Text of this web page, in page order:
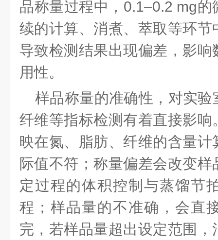
品称量过程中， 0.1–0.2 mg的
续的计算、消煮、萃取等环
导致检测结果出现偏差，影
用性。
样品称量的准确性，对实
纤维等指标检测有着直接影
映在氮、脂肪、纤维的含量
际值不符；称量偏差会改变
定过程的体积控制与蒸馏节
程；样品量的不准确，会直
完，若样品量超出设定范围